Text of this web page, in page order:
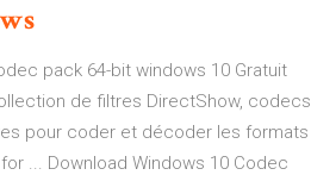
pack 64-bit windows 10 Gratuit
de filtres DirectShow, codecs
pour coder et décoder les formats
... Download Windows 10 Codec